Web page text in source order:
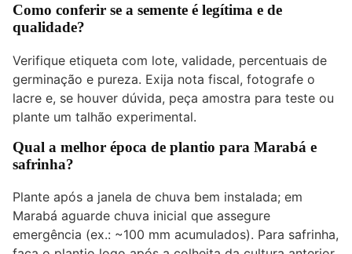
Como conferir se a semente é legítima e de
qualidade?
Verifique etiqueta com lote, validade, percentuais de
germinação e pureza. Exija nota fiscal, fotografe o
lacre e, se houver dúvida, peça amostra para teste ou
plante um talhão experimental.
Qual a melhor época de plantio para Marabá e
safrinha?
Plante após a janela de chuva bem instalada; em
Marabá aguarde chuva inicial que assegure
emergência (ex.: ~100 mm acumulados). Para safrinha,